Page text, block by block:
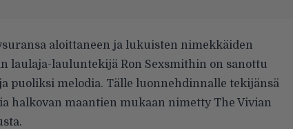
aloittaneen ja lukuisten nimekkäiden
laulaja-lauluntekijä Ron Sexsmithin on sanottu
puoliksi melodia. Tälle luonnehdinnalle tekijänsä
halkovan maantien mukaan nimetty The Vivian